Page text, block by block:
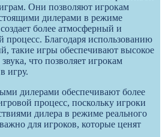
Они позволяют игрокам
дилерами в режиме
более атмосферный и
Благодаря использованию
такие игры обеспечивают высокое
что позволяет игрокам
игру.
дилерами обеспечивают более
процесс, поскольку игроки
дилера в режиме реального
для игроков, которые ценят